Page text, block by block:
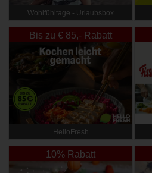
Wohlfühltage - Urlaubsbox
Bis zu € 85,- Rabatt
HelloFresh
10% Rabatt